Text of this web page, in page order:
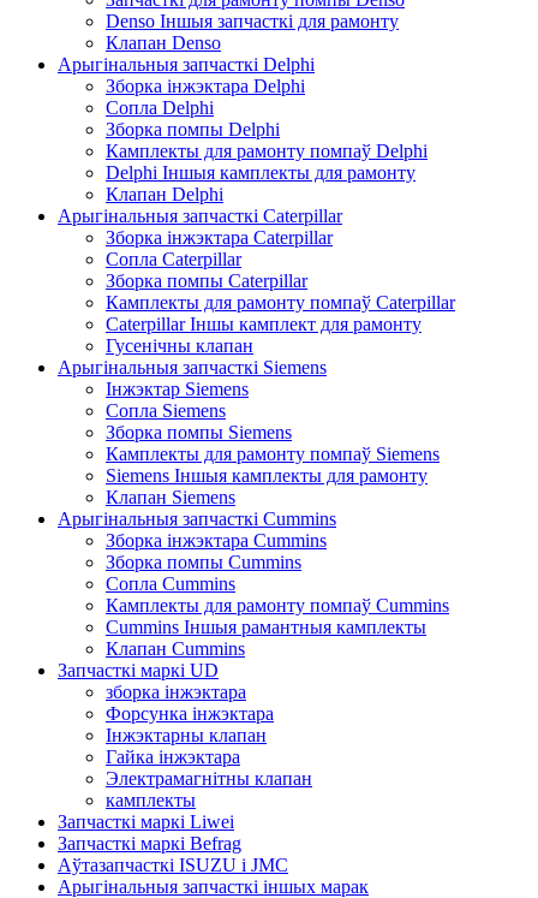
Denso Іншыя запчасткі для рамонту
Клапан Denso
Арыгінальныя запчасткі Delphi
Зборка інжэктара Delphi
Сопла Delphi
Зборка помпы Delphi
Камплекты для рамонту помпаў Delphi
Delphi Іншыя камплекты для рамонту
Клапан Delphi
Арыгінальныя запчасткі Caterpillar
Зборка інжэктара Caterpillar
Сопла Caterpillar
Зборка помпы Caterpillar
Камплекты для рамонту помпаў Caterpillar
Caterpillar Іншы камплект для рамонту
Гусенічны клапан
Арыгінальныя запчасткі Siemens
Інжэктар Siemens
Сопла Siemens
Зборка помпы Siemens
Камплекты для рамонту помпаў Siemens
Siemens Іншыя камплекты для рамонту
Клапан Siemens
Арыгінальныя запчасткі Cummins
Зборка інжэктара Cummins
Зборка помпы Cummins
Сопла Cummins
Камплекты для рамонту помпаў Cummins
Cummins Іншыя рамантныя камплекты
Клапан Cummins
Запчасткі маркі UD
зборка інжэктара
Форсунка інжэктара
Інжэктарны клапан
Гайка інжэктара
Электрамагнітны клапан
камплекты
Запчасткі маркі Liwei
Запчасткі маркі Befrag
Аўтазапчасткі ISUZU і JMC
Арыгінальныя запчасткі іншых марак